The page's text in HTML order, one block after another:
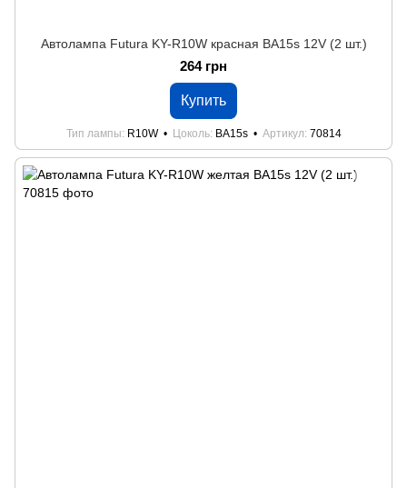
Автолампа Futura KY-R10W красная BA15s 12V (2 шт.)
264 грн
Купить
Тип лампы R10W Цоколь BA15s Артикул 70814